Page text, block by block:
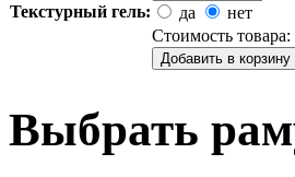
Текстурный гель:
да
нет
Стоимость товара:
Выбрать